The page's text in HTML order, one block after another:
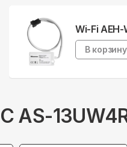
Wi-Fi AEH-
В корзину
AS-